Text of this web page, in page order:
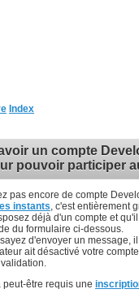
Index
un compte
pouvoir participer
pas encore de compte
instants , c'est entièrement
déjà d'un compte et
du formulaire ci-dessous.
d'envoyer un message,
ait désactivé votre
peut-être requis une